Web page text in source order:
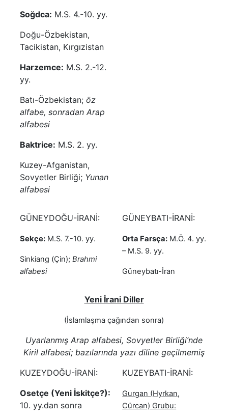
Soğdca: M.S. 4.-10. yy.
Doğu-Özbekistan,
Tacikistan, Kırgızistan
Harzemce: M.S. 2.-12.
yy.
Batı-Özbekistan; öz
alfabe, sonradan Arap
alfabesi
Baktrice: M.S. 2. yy.
Kuzey-Afganistan,
Sovyetler Birliği; Yunan
alfabesi
GÜNEYDOĞU-İRANİ:
Sekçe: M.S. 7.-10. yy.
Sinkiang (Çin);Brahmi
alfabesi
GÜNEYBATI-İRANİ:
Orta Farsça: M.Ö. 4. yy.
– M.S. 9. yy.
Güneybatı-İran
Yeni İrani Diller
(İslamlaşma çağından sonra)
Uyarlanmış Arap alfabesi, Sovyetler Birliği’nde
Kiril alfabesi; bazılarında yazı diline geçilmemiş
KUZEYDOĞU-İRANİ:
Osetçe (Yeni İskitçe?):
10. yy.dan sonra
KUZEYBATI-İRANİ:
Gurgan (Hyrkan,
Cürcan) Grubu: